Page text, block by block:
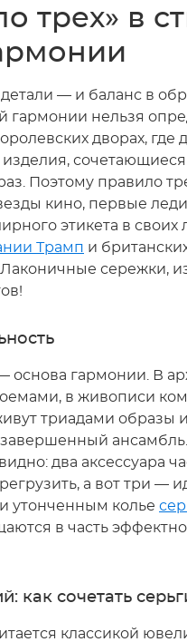
трех» в
— и баланс в
нельзя
дворах,
Поэтому правило
кино, первые
этикета в своих
Трамп и
сережки,
основа гармонии. В
в живописи
триадами образы
два аксессуара
а вот три —
утонченным колье
в часть
как сочетать
классикой